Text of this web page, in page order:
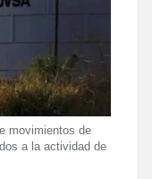
movimientos de
a la actividad de